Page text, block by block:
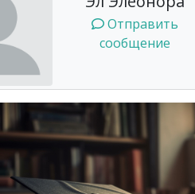
Отправить
сообщение